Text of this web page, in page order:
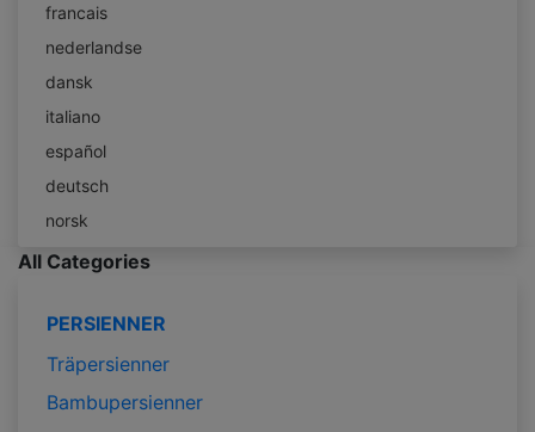
francais
nederlandse
dansk
italiano
español
deutsch
norsk
All Categories
PERSIENNER
Träpersienner
Bambupersienner